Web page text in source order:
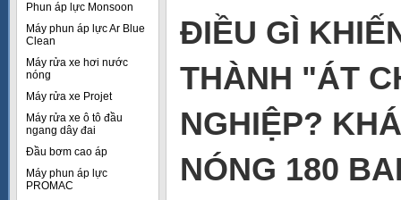
Phun áp lực Monsoon
Máy phun áp lực Ar Blue
Clean
Máy rửa xe hơi nước
nóng
Máy rửa xe Projet
Máy rửa xe ô tô đầu
ngang dây đai
Đầu bơm cao áp
Máy phun áp lực
PROMAC
ĐIỀU GÌ
THÀNH "ÁT
NGHIỆP?
NÓNG 180